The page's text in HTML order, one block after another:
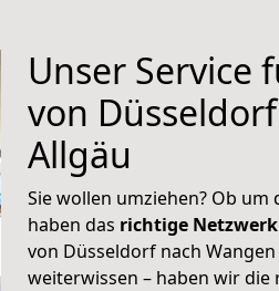
Unser Service
von
Allgäu
Sie wollen umziehen? Ob
haben das richtige Netzwerk
von Düsseldorf nach
weiterwissen – haben wir die